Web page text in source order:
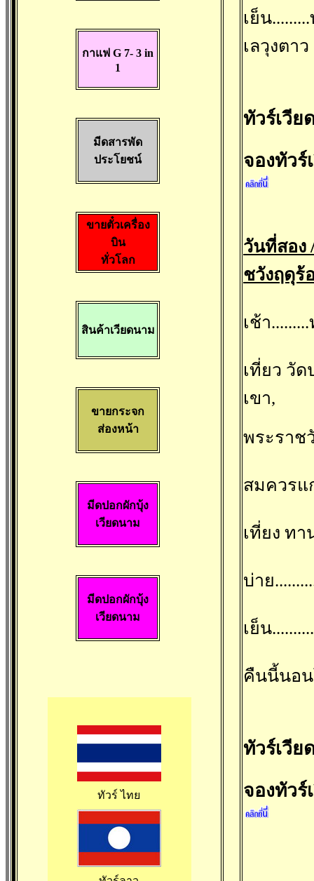
กาแฟ G 7- 3 in
1
มีดสารพัด
ประโยชน์
ขายตั๋วเครื่อง
บิน
ทั่วโลก
สินค้าเวียดนาม
ขายกระจก
ส่องหน้า
มีดปอกผักบุ้ง
เวียดนาม
มีดปอกผักบุ้ง
เวียดนาม
ทัวร์ ไทย
เย็น
เลวุงตาว
ทัวร์เวี
จองทัว
วันที่สอง
ชวังฤดุร้
เช้า
เที่ยว วั
เขา,
พระราช
สมควรแ
เที่ยง ท
บ่าย
เย็น
คืนนี้นอ
ทัวร์เวี
จองทัว